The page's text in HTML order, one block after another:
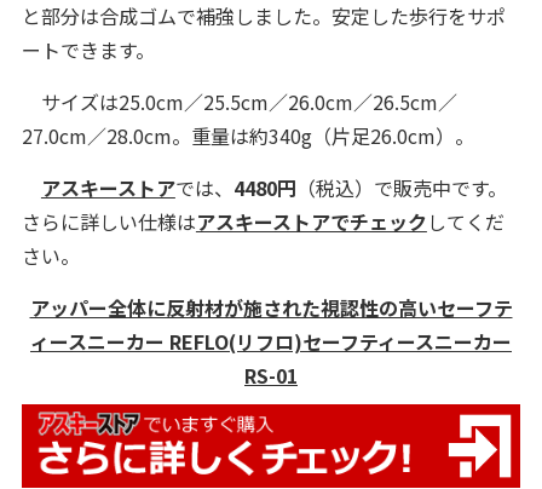
と部分は合成ゴムで補強しました。安定した歩行をサポ
ートできます。
サイズは25.0cm／25.5cm／26.0cm／26.5cm／
27.0cm／28.0cm。重量は約340g（片足26.0cm）。
アスキーストアでは、 4480円 （税込）で販売中です。
さらに詳しい仕様はアスキーストアでチェックしてくだ
さい。
アッパー全体に反射材が施された視認性の高いセーフテ
ィースニーカー REFLO(リフロ)セーフティースニーカー
RS-01